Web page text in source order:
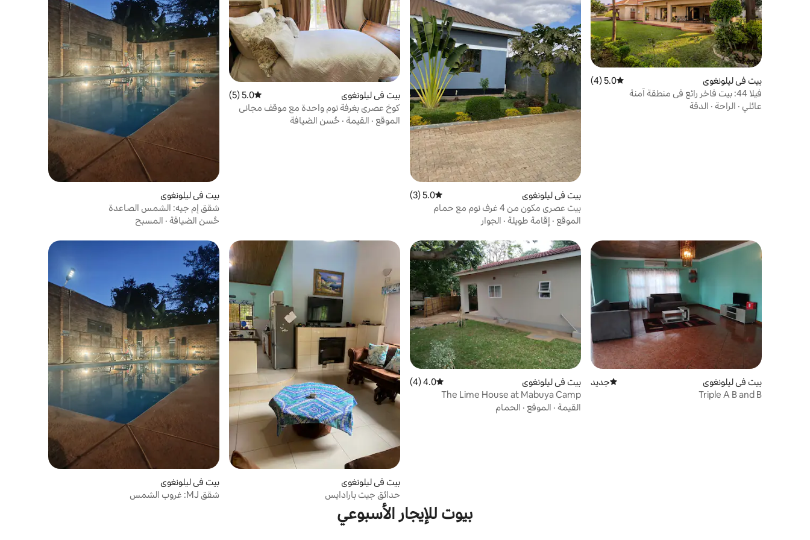
بيت في ليلونغوي متوسط التقييم 5.0 من 5، 4 مراجعات
5.0 (4)
فيلا 44: بيت فاخر رائع في منطقة آمنة
عائلي · الراحة · الدقة
بيت في ليلونغوي متوسط التقييم 5.0 من 5، 3 مراجعات
5.0 (3)
بيت عصري مكون من 4 غرف نوم مع حمام
سباحة
الموقع · إقامة طويلة · الجوار
بيت في ليلونغوي متوسط التقييم 5.0 من 5، 5 مراجعات
5.0 (5)
كوخ عصري بغرفة نوم واحدة مع موقف مجاني
للسيارات + واي فاي (2 جيجا بايت)
الموقع · القيمة · حُسن الضيافة
بيت في ليلونغوي
شقق إم جيه: الشمس الصاعدة
حُسن الضيافة · المسبح
بيت في ليلونغوي مكان إقامة جديد
جديد
Triple A B and B
بيت في ليلونغوي متوسط التقييم 4.0 من 5، 4 مراجعات
4.0 (4)
The Lime House at Mabuya Camp
القيمة · الموقع · الحمام
بيت في ليلونغوي
حدائق جيت بارادايس
بيت في ليلونغوي
شقق MJ: غروب الشمس
بيوت للإيجار الأسبوعي